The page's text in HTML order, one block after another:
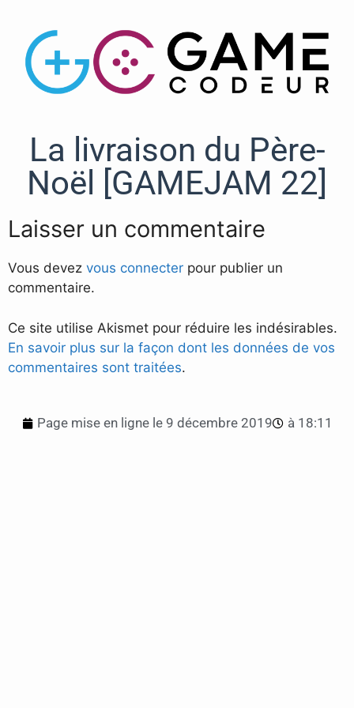
La livraison du Père-
Noël [GAMEJAM 22]
Laisser un commentaire
Vous devez vous connecter pour publier un
commentaire.
Ce site utilise Akismet pour réduire les indésirables.
En savoir plus sur la façon dont les données de vos
commentaires sont traitées.
Page mise en ligne le 9 décembre 2019 à 18:11